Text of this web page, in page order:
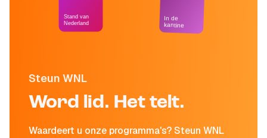
Steun WNL
Word lid. Het telt.
Waardeert u onze programma's? Steun WNL
Stand van
Nederland
In de
kantine